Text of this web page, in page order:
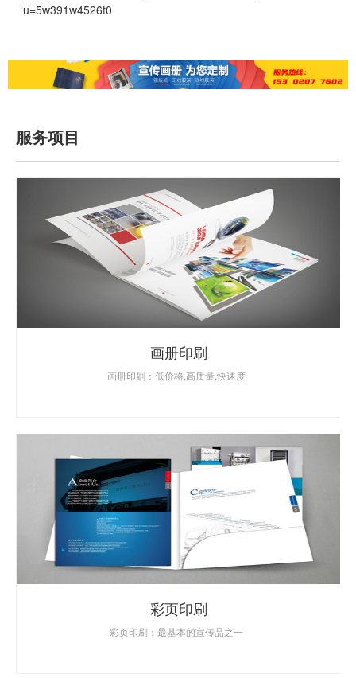
u=5w391w4526t0
服务项目
画册印刷
画册印刷：低价格,高质量,快速度
彩页印刷
彩页印刷：最基本的宣传品之一